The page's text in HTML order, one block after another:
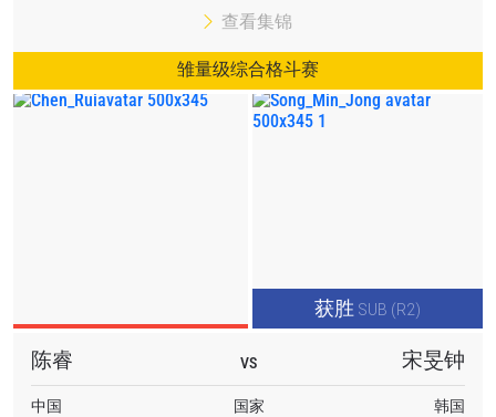
查看集锦
雏量级综合格斗赛
获胜 SUB (R2)
陈睿 VS 宋旻钟
中国 国家 韩国